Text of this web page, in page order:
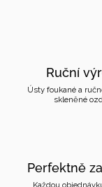
Ruční
Ústy foukané a
skleněné
Perfektně
Každou